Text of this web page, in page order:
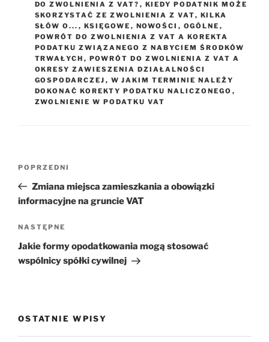
DO ZWOLNIENIA Z VAT? , KIEDY PODATNIK MOŻE
SKORZYSTAĆ ZE ZWOLNIENIA Z VAT, KILKA
SŁÓW O... , KSIĘGOWE , NOWOŚCI , OGÓLNE ,
POWRÓT DO ZWOLNIENIA Z VAT A KOREKTA
PODATKU ZWIĄZANEGO Z NABYCIEM ŚRODKÓW
TRWAŁYCH , POWRÓT DO ZWOLNIENIA Z VAT A
OKRESY ZAWIESZENIA DZIAŁALNOŚCI
GOSPODARCZEJ , W JAKIM TERMINIE NALEŻY
DOKONAĆ KOREKTY PODATKU NALICZONEGO ,
ZWOLNIENIE W PODATKU VAT
Poprzedni
wpis
POPRZEDNI
Zmiana miejsca zamieszkania a obowiązki
informacyjne na gruncie VAT
Następny
wpis
NASTĘPNE
Jakie formy opodatkowania mogą stosować
wspólnicy spółki cywilnej
OSTATNIE WPISY